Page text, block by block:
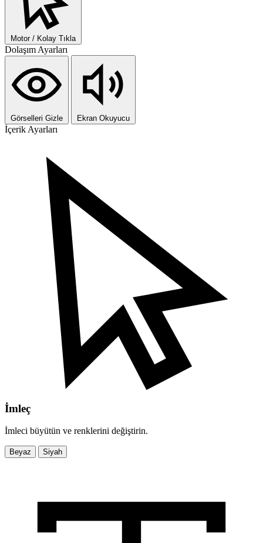
Motor / Kolay Tıkla
Dolaşım Ayarları
Görselleri Gizle Ekran Okuyucu
İçerik Ayarları
İmleç
İmleci büyütün ve renklerini değiştirin.
Beyaz Siyah